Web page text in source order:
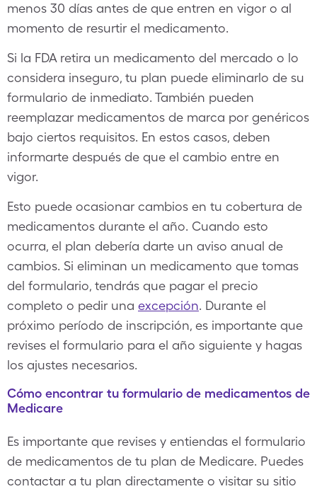
menos 30 días antes de que entren en vigor o al
momento de resurtir el medicamento.
Si la FDA retira un medicamento del mercado o lo
considera inseguro, tu plan puede eliminarlo de su
formulario de inmediato. También pueden
reemplazar medicamentos de marca por genéricos
bajo ciertos requisitos. En estos casos, deben
informarte después de que el cambio entre en
vigor.
Esto puede ocasionar cambios en tu cobertura de
medicamentos durante el año. Cuando esto
ocurra, el plan debería darte un aviso anual de
cambios. Si eliminan un medicamento que tomas
del formulario, tendrás que pagar el precio
completo o pedir una excepción. Durante el
próximo período de inscripción, es importante que
revises el formulario para el año siguiente y hagas
los ajustes necesarios.
Cómo encontrar tu formulario de medicamentos de
Medicare
Es importante que revises y entiendas el formulario
de medicamentos de tu plan de Medicare. Puedes
contactar a tu plan directamente o visitar su sitio